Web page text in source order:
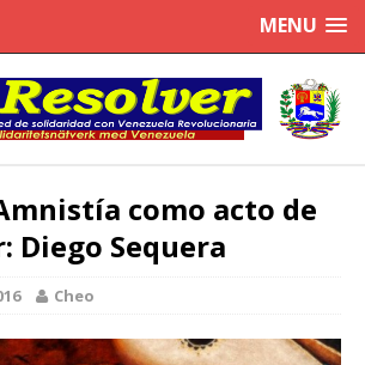
MENU
como acto de
Diego Sequera
Cheo